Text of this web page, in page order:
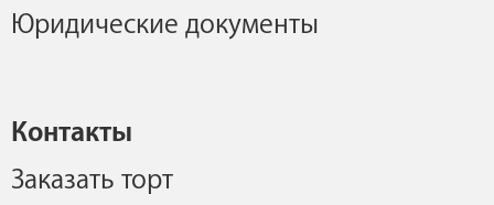
Юридические документы
Контакты
Заказать торт